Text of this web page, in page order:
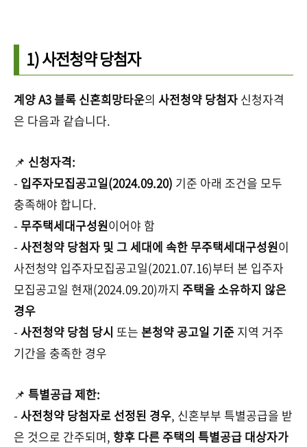
1) 사전청약 당첨자
계양 A3 블록 신혼희망타운의 사전청약 당첨자 신청자격
은 다음과 같습니다.
📌 신청자격:
- 입주자모집공고일(2024.09.20) 기준 아래 조건을 모두
충족해야 합니다.
- 무주택세대구성원이어야 함
- 사전청약 당첨자 및 그 세대에 속한 무주택세대구성원이
사전청약 입주자모집공고일(2021.07.16)부터 본 입주자
모집공고일 현재(2024.09.20)까지 주택을 소유하지 않은
경우
- 사전청약 당첨 당시 또는 본청약 공고일 기준 지역 거주
기간을 충족한 경우
📌 특별공급 제한:
- 사전청약 당첨자로 선정된 경우, 신혼부부 특별공급을 받
은 것으로 간주되며, 향후 다른 주택의 특별공급 대상자가